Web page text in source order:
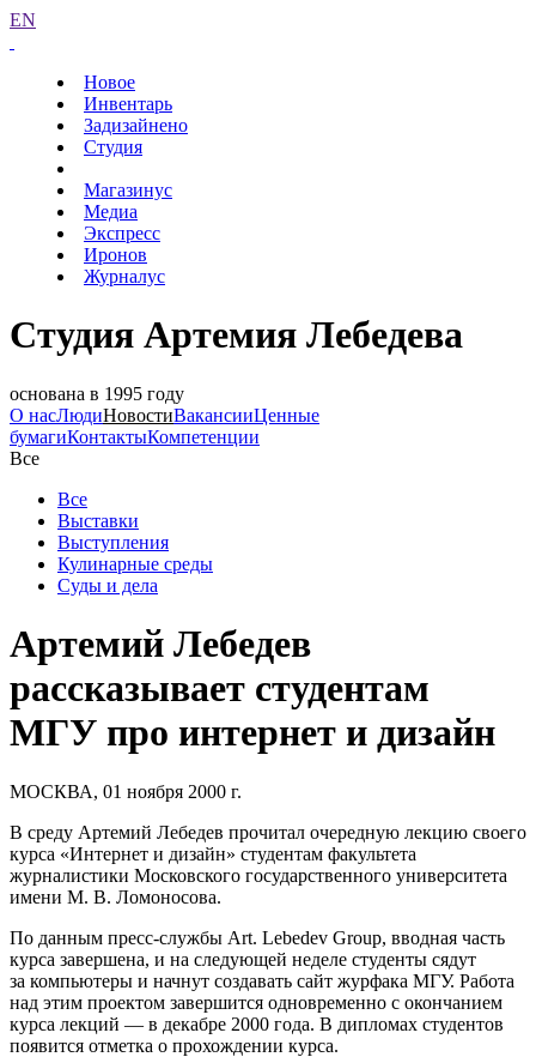
EN
Новое
Инвентарь
Задизайнено
Студия
Магазинус
Медиа
Экспресс
Иронов
Журналус
Студия Артемия Лебедева
основана в 1995 году
О насЛюдиНовостиВакансииЦенные
бумагиКонтактыКомпетенции
Все
Все
Выставки
Выступления
Кулинарные среды
Суды и дела
Артемий Лебедев
рассказывает студентам
МГУ про интернет и дизайн
МОСКВА, 01 ноября 2000 г.
В среду Артемий Лебедев прочитал очередную лекцию своего
курса «Интернет и дизайн» студентам факультета
журналистики Московского государственного университета
имени М. В. Ломоносова.
По данным пресс-службы Art. Lebedev Group, вводная часть
курса завершена, и на следующей неделе студенты сядут
за компьютеры и начнут создавать сайт журфака МГУ. Работа
над этим проектом завершится одновременно с окончанием
курса лекций — в декабре 2000 года. В дипломах студентов
появится отметка о прохождении курса.